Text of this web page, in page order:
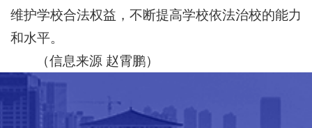
维护学校合法权益，不断提高学校依法治校的能力
和水平。
（信息来源 赵霄鹏）